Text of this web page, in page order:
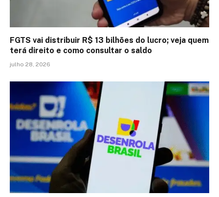
FGTS vai distribuir R$ 13 bilhões do lucro; veja quem
terá direito e como consultar o saldo
julho 28, 2026